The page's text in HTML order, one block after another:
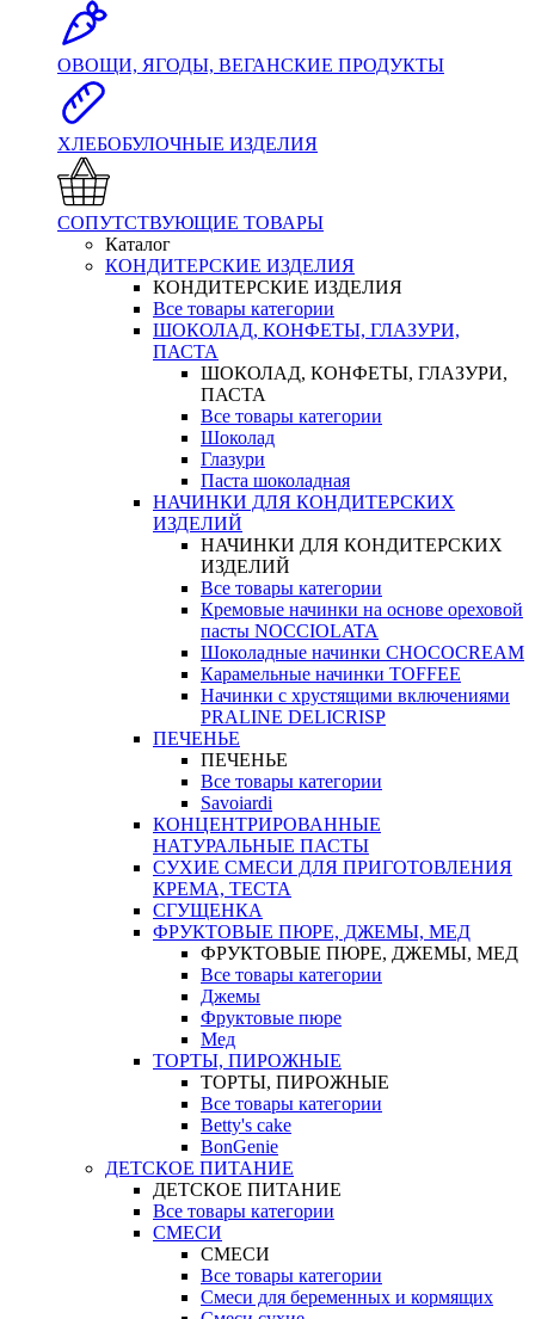
ОВОЩИ, ЯГОДЫ, ВЕГАНСКИЕ ПРОДУКТЫ
ХЛЕБОБУЛОЧНЫЕ ИЗДЕЛИЯ
СОПУТСТВУЮЩИЕ ТОВАРЫ
Каталог
КОНДИТЕРСКИЕ ИЗДЕЛИЯ
КОНДИТЕРСКИЕ ИЗДЕЛИЯ
Все товары категории
ШОКОЛАД, КОНФЕТЫ, ГЛАЗУРИ,
ПАСТА
ШОКОЛАД, КОНФЕТЫ, ГЛАЗУРИ,
ПАСТА
Все товары категории
Шоколад
Глазури
Паста шоколадная
НАЧИНКИ ДЛЯ КОНДИТЕРСКИХ
ИЗДЕЛИЙ
НАЧИНКИ ДЛЯ КОНДИТЕРСКИХ
ИЗДЕЛИЙ
Все товары категории
Кремовые начинки на основе ореховой
пасты NOCCIOLATA
Шоколадные начинки CHOCOCREAM
Карамельные начинки TOFFEE
Начинки с хрустящими включениями
PRALINE DELICRISP
ПЕЧЕНЬЕ
ПЕЧЕНЬЕ
Все товары категории
Savoiardi
КОНЦЕНТРИРОВАННЫЕ
НАТУРАЛЬНЫЕ ПАСТЫ
СУХИЕ СМЕСИ ДЛЯ ПРИГОТОВЛЕНИЯ
КРЕМА, ТЕСТА
СГУЩЕНКА
ФРУКТОВЫЕ ПЮРЕ, ДЖЕМЫ, МЕД
ФРУКТОВЫЕ ПЮРЕ, ДЖЕМЫ, МЕД
Все товары категории
Джемы
Фруктовые пюре
Мед
ТОРТЫ, ПИРОЖНЫЕ
ТОРТЫ, ПИРОЖНЫЕ
Все товары категории
Betty's cake
BonGenie
ДЕТСКОЕ ПИТАНИЕ
ДЕТСКОЕ ПИТАНИЕ
Все товары категории
СМЕСИ
СМЕСИ
Все товары категории
Смеси для беременных и кормящих